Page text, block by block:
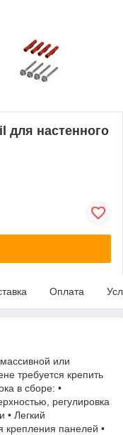
для настенного
Оплата
или
требуется крепить
в сборе: •
регулировка
• Легкий
панелей •